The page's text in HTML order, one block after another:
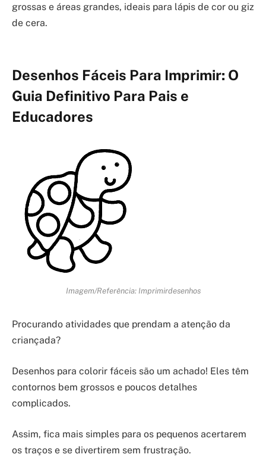
grossas e áreas grandes, ideais para lápis de cor ou giz
de cera.
Desenhos Fáceis Para Imprimir: O
Guia Definitivo Para Pais e
Educadores
Imagem/Referência: Imprimirdesenhos
Procurando atividades que prendam a atenção da
criançada?
Desenhos para colorir fáceis são um achado! Eles têm
contornos bem grossos e poucos detalhes
complicados.
Assim, fica mais simples para os pequenos acertarem
os traços e se divertirem sem frustração.